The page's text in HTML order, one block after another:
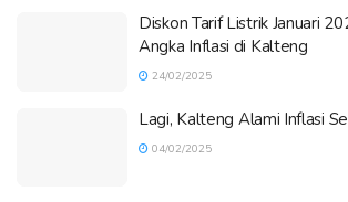
Diskon Tarif Listrik Januari
Angka Inflasi di Kalteng
24/02/2025
Lagi, Kalteng Alami Inflasi
04/02/2025